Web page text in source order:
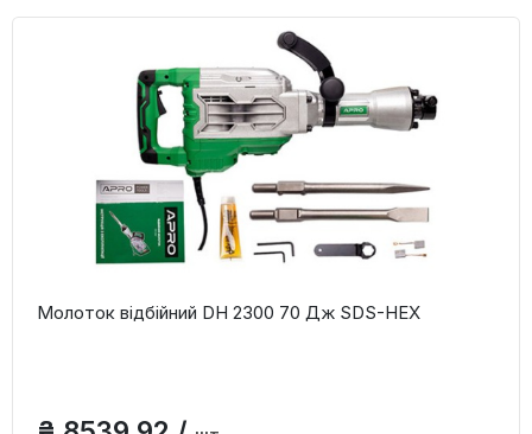
Молоток відбійний DH 2300 70 Дж SDS-HEX